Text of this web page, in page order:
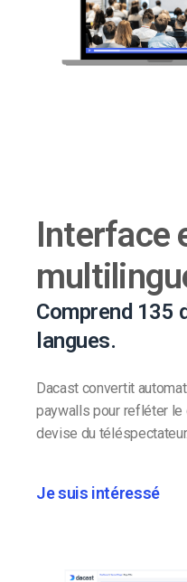
Interface
Comprend 135
langues.
Dacast convertit
paywalls pour refléter le
devise du téléspectateur.
Je suis intéressé